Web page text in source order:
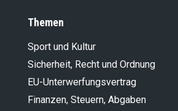
Themen
Sport und Kultur
Sicherheit, Recht und Ordnung
EU-Unterwerfungsvertrag
Finanzen, Steuern, Abgaben